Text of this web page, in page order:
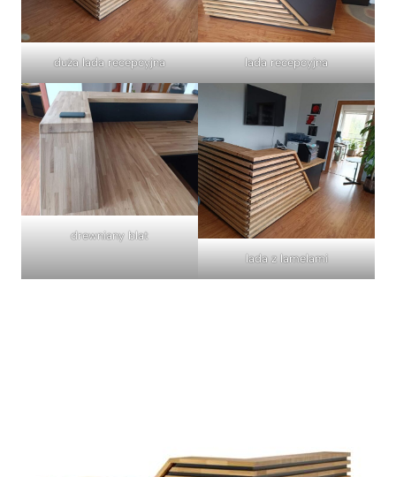
duża lada recepcyjna lada recepcyjna
drewniany blat
lada z lamelami